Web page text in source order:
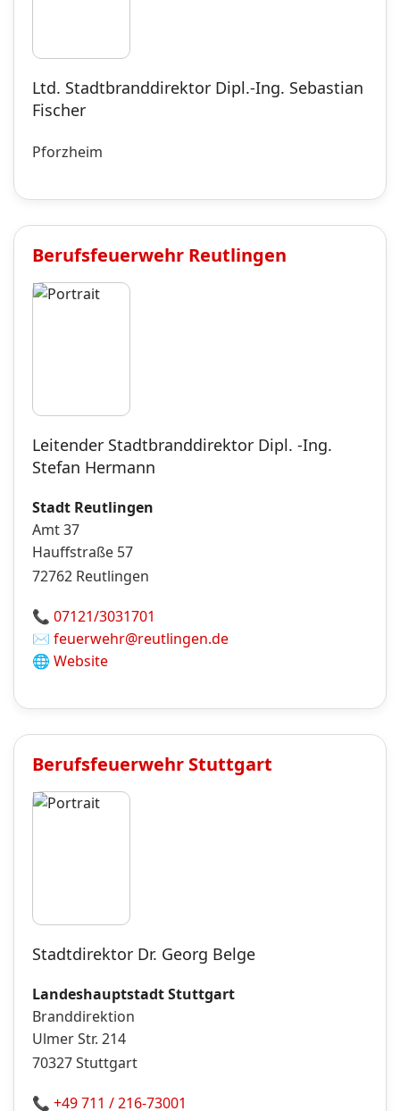
Ltd. Stadtbranddirektor Dipl.-Ing. Sebastian
Fischer
Pforzheim
Berufsfeuerwehr Reutlingen
Leitender Stadtbranddirektor Dipl. -Ing.
Stefan Hermann
Stadt Reutlingen
Amt 37
Hauffstraße 57
72762 Reutlingen
📞 07121/3031701
✉️ feuerwehr@reutlingen.de
🌐 Website
Berufsfeuerwehr Stuttgart
Stadtdirektor Dr. Georg Belge
Landeshauptstadt Stuttgart
Branddirektion
Ulmer Str. 214
70327Stuttgart
📞 +49 711 / 216-73001